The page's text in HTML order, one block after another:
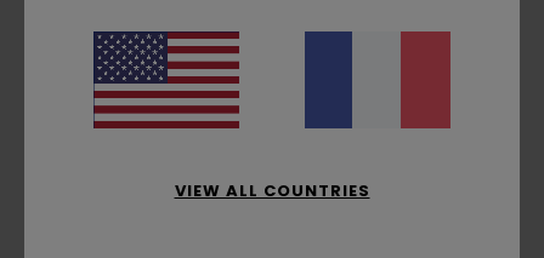
Avis clients
5.0
VIEW ALL COUNTRIES